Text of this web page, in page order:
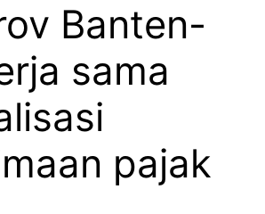
Banten-
sama
pajak